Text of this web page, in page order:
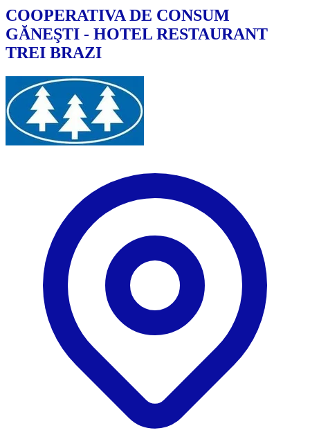
COOPERATIVA DE CONSUM
GĂNEŞTI - HOTEL RESTAURANT
TREI BRAZI